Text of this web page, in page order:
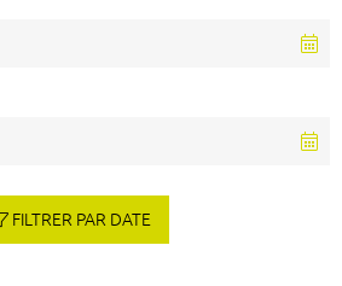
FILTRER PAR DATE